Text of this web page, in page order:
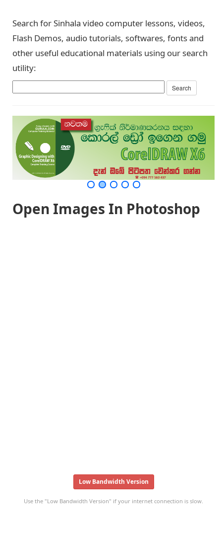
Search for Sinhala video computer lessons, videos,
Flash Demos, audio tutorials, softwares, fonts and
other useful educational materials using our search
utility:
Open Images In Photoshop
Low Bandwidth Version
Use the "Low Bandwidth Version" if your internet connection is slow.